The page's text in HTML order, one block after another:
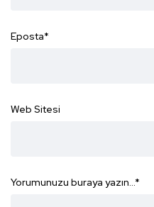
Eposta*
Web Sitesi
Yorumunuzu buraya yazın...*